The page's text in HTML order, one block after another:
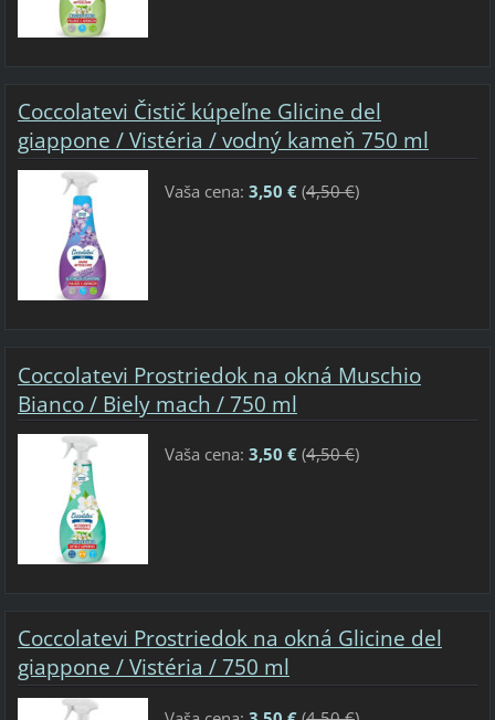
Coccolatevi Čistič kúpeľne Glicine del
giappone / Vistéria / vodný kameň 750 ml
Vaša cena: 3,50 €(4,50 €)
Coccolatevi Prostriedok na okná Muschio
Bianco / Biely mach / 750 ml
Vaša cena: 3,50 €(4,50 €)
Coccolatevi Prostriedok na okná Glicine del
giappone / Vistéria / 750 ml